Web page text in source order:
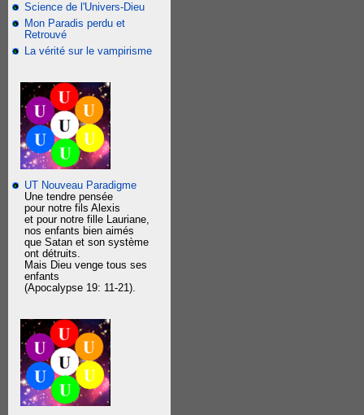
Science de l'Univers-Dieu
Mon Paradis perdu et
Retrouvé
La vérité sur le vampirisme
UT Nouveau Paradigme
Une tendre pensée
pour notre fils Alexis
et pour notre fille Lauriane,
nos enfants bien aimés
que Satan et son système
ont détruits.
Mais Dieu venge tous ses
enfants
(Apocalypse 19: 11-21).